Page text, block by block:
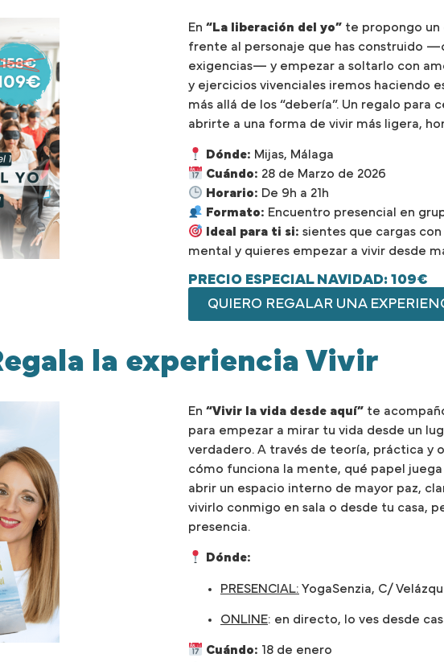
En “La liberación del yo” te propongo un
frente al personaje que has construido
exigencias— y empezar a soltarlo con
y ejercicios vivenciales iremos haciendo
más allá de los “debería”. Un regalo para
abrirte a una forma de vivir más ligera,
Dónde: Mijas, Málaga
Cuándo: 28 de Marzo de 2026
Horario: De 9h a 21h
Formato: Encuentro presencial en
Ideal para ti si: sientes que cargas
mental y quieres empezar a vivir desde
PRECIO ESPECIAL NAVIDAD: 109€
QUIERO REGALAR UNA
la experiencia Vivir
En “Vivir la vida desde aquí” te
para empezar a mirar tu vida desde un
verdadero. A través de teoría, práctica y
cómo funciona la mente, qué papel
abrir un espacio interno de mayor paz,
vivirlo conmigo en sala o desde tu casa,
presencia.
Dónde:
PRESENCIAL: YogaSenzia, C/
ONLINE: en directo, lo ves desde
Cuándo: 18 de enero